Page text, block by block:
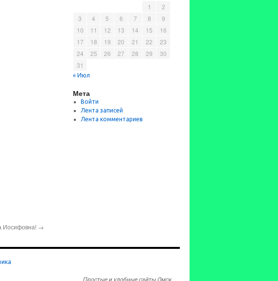
Иосифовна! →
1
2
3
4 5 6 7 8
9
10
11 12 13 14 15
16
17
18 19 20 21 22
23
24
25 26 27 28 29
30
31
« Июл
Мета
Войти
Лента записей
Лента комментариев
Простые и удобные сайты Омск.